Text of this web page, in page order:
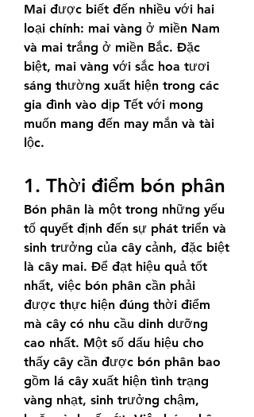
Mai được biết đến nhiều với hai
loại chính: mai vàng ở miền Nam
và mai trắng ở miền Bắc. Đặc
biệt, mai vàng với sắc hoa tươi
sáng thường xuất hiện trong các
gia đình vào dịp Tết với mong
muốn mang đến may mắn và tài
lộc.
1. Thời điểm bón phân
Bón phân là một trong những yếu
tố quyết định đến sự phát triển và
sinh trưởng của cây cảnh, đặc biệt
là cây mai. Để đạt hiệu quả tốt
nhất, việc bón phân cần phải
được thực hiện đúng thời điểm
mà cây có nhu cầu dinh dưỡng
cao nhất. Một số dấu hiệu cho
thấy cây cần được bón phân bao
gồm lá cây xuất hiện tình trạng
vàng nhạt, sinh trưởng chậm,